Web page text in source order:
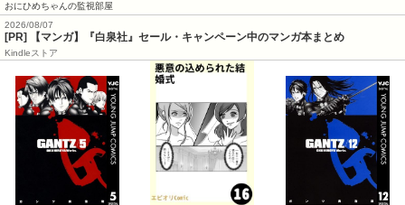
おにひめちゃんの監視部屋
2026/08/07
[PR] 【マンガ】『白泉社』セール・キャンペーン中のマンガ本まとめ
Kindleストア